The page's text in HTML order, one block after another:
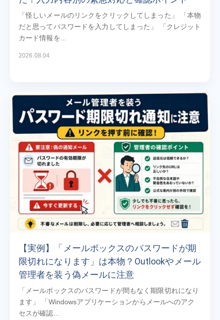
「怪しいメールのリンクをクリックしてしまった」 「本物
だと思ってパスワードを入力してしまった」 「クレジット
カード情報を...
2026.08.04
【実例】「メールボックスのパスワードが期
限切れになります」は本物？Outlookやメール
管理者を装う偽メールに注意
「メールボックスのパスワードが間もなく期限切れになり
ます」 「Windowsアプリケーションからメールへのアク
セスが確認...